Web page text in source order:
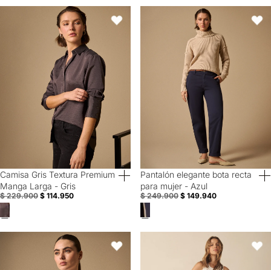
Camisa Gris Textura Premium Manga Larga - Gris
50% Off
Camisa Gris Textura Premium
Manga Larga - Gris
$ 229.900 $ 114.950
Favoritos
Pantalón elegante bota recta
40% Off
Pantalón elegante bota recta
para mujer - Azul
$ 249.900 $ 149.940
Camiseta Blanca con Aplicaciones Metálicas - Blanco
Favoritos
Pantalón elegante bota recta